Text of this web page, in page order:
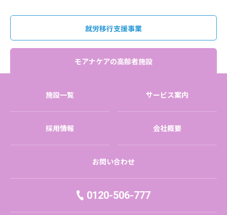
就労移行支援事業
モアナケアの高齢者施設
施設一覧 サービス案内
採用情報 会社概要
お問い合わせ
0120-506-777